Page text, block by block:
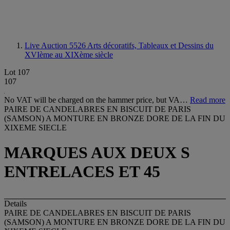
Live Auction 5526 Arts décoratifs, Tableaux et Dessins du
XVIème au XIXème siècle
Lot 107
107
No VAT will be charged on the hammer price, but VA… Read more
PAIRE DE CANDELABRES EN BISCUIT DE PARIS
(SAMSON) A MONTURE EN BRONZE DORE DE LA FIN DU
XIXEME SIECLE
MARQUES AUX DEUX S
ENTRELACES ET 45
Details
PAIRE DE CANDELABRES EN BISCUIT DE PARIS
(SAMSON) A MONTURE EN BRONZE DORE DE LA FIN DU